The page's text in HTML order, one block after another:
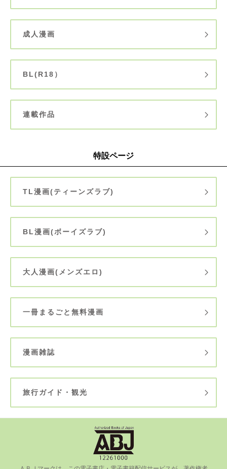
成人漫画
BL(R18）
連載作品
特設ページ
TL漫画(ティーンズラブ)
BL漫画(ボーイズラブ)
大人漫画(メンズエロ)
一冊まるごと無料漫画
漫画雑誌
旅行ガイド・観光